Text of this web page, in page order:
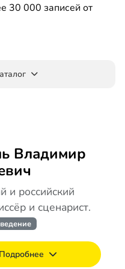
30 000 записей от
Владимир
и российский
и сценарист.
Подробнее